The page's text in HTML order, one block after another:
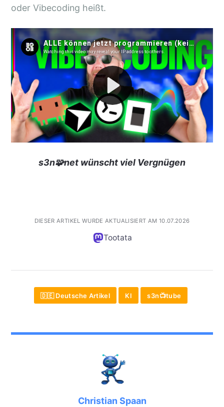
oder Vibecoding heißt.
s3n🧩net wünscht viel Vergnügen
DIESER ARTIKEL WURDE AKTUALISIERT AM 10.07.2026
Tootata
🇩🇪 Deutsche Artikel KI s3n📺tube
Christian Spaan